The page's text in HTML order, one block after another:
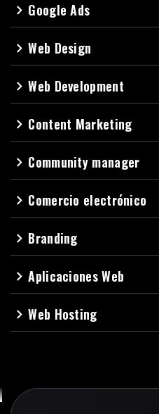
navigate_next Google Ads
navigate_nextWeb Design
navigate_nextWeb Development
navigate_next Content Marketing
navigate_next Community manager
navigate_next Comercio electrónico
navigate_next Branding
navigate_nextAplicaciones Web
navigate_nextWeb Hosting